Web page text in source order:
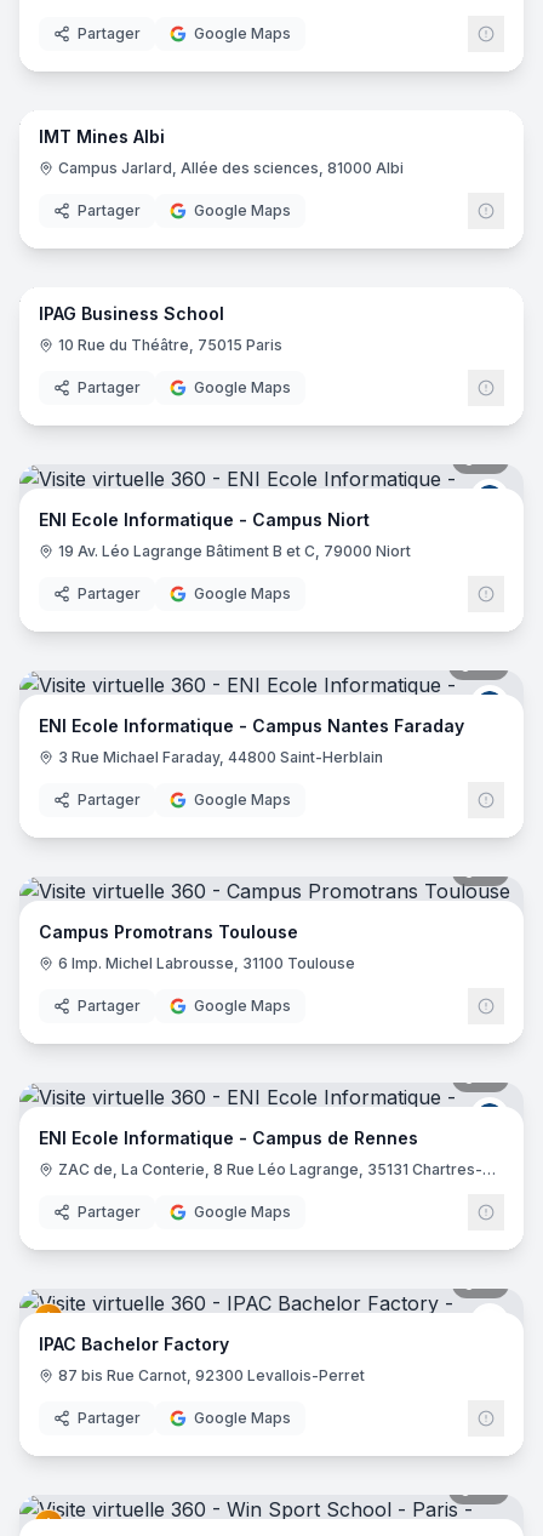
Partager Google Maps
80
IMT Mines Albi
Campus Jarlard, Allée des sciences, 81000 Albi
Partager Google Maps
60
IPAG Business School
10 Rue du Théâtre, 75015 Paris
Partager Google Maps
ENI
ENI Ecole Informatique - Campus Niort
19 Av. Léo Lagrange Bâtiment B et C, 79000 Niort
Partager Google Maps
ENI
ENI Ecole Informatique - Campus Nantes Faraday
3 Rue Michael Faraday, 44800 Saint-Herblain
Partager Google Maps
Campus Promotrans Toulouse
6 Imp. Michel Labrousse, 31100 Toulouse
Partager Google Maps
ENI
ENI Ecole Informatique - Campus de Rennes
ZAC de, La Conterie, 8 Rue Léo Lagrange, 35131 Chartres-de-Bretagne
Partager Google Maps
IPAC Bachelor Factory
87 bis Rue Carnot, 92300 Levallois-Perret
Partager Google Maps